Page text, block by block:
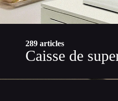
289 articles
Caisse de